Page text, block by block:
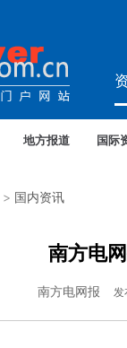
地方报道 国际
> 国内资讯
南方电
南方电网报 发